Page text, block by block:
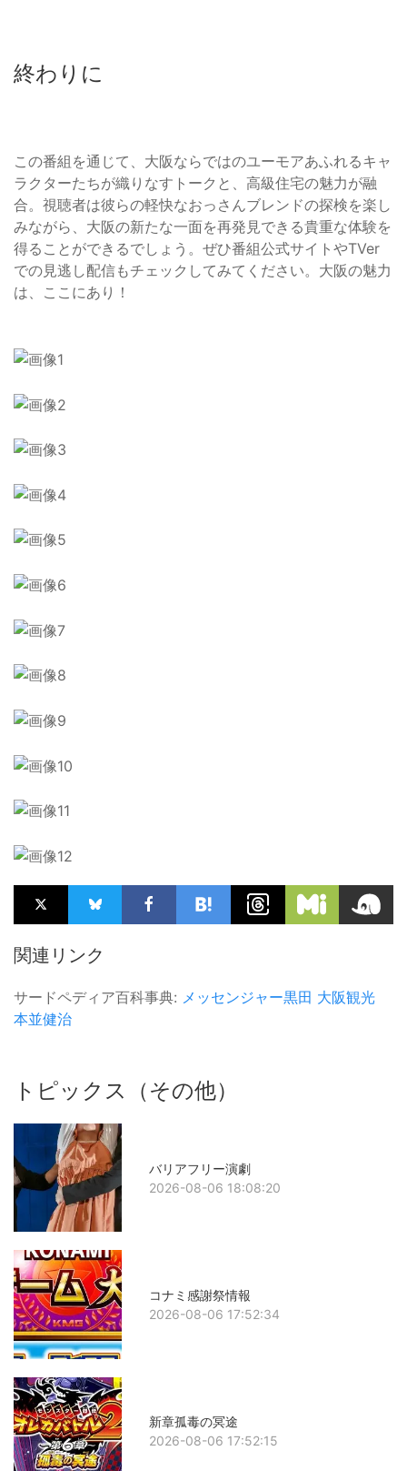
終わりに
この番組を通じて、大阪ならではのユーモアあふれるキャ
ラクターたちが織りなすトークと、高級住宅の魅力が融
合。視聴者は彼らの軽快なおっさんブレンドの探検を楽し
みながら、大阪の新たな一面を再発見できる貴重な体験を
得ることができるでしょう。ぜひ番組公式サイトやTVer
での見逃し配信もチェックしてみてください。大阪の魅力
は、ここにあり！
関連リンク
サードペディア百科事典: メッセンジャー黒田 大阪観光
本並健治
トピックス（その他）
バリアフリー演劇
2026-08-06 18:08:20
コナミ感謝祭情報
2026-08-06 17:52:34
新章孤毒の冥途
2026-08-06 17:52:15